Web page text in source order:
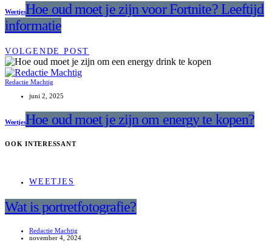
WeetjesHoe oud moet je zijn voor Fortnite? Leeftijd
informatie
VOLGENDE POST
Redactie Machtig
juni 2, 2025
WeetjesHoe oud moet je zijn om energy te kopen?
OOK INTERESSANT
WEETJES
Wat is portretfotografie?
Redactie Machtig
november 4, 2024